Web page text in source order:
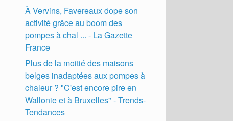
À Vervins, Favereaux dope son
activité grâce au boom des
pompes à chal ... - La Gazette
France
Plus de la moitié des maisons
belges inadaptées aux pompes à
chaleur ? "C'est encore pire en
Wallonie et à Bruxelles" - Trends-
Tendances